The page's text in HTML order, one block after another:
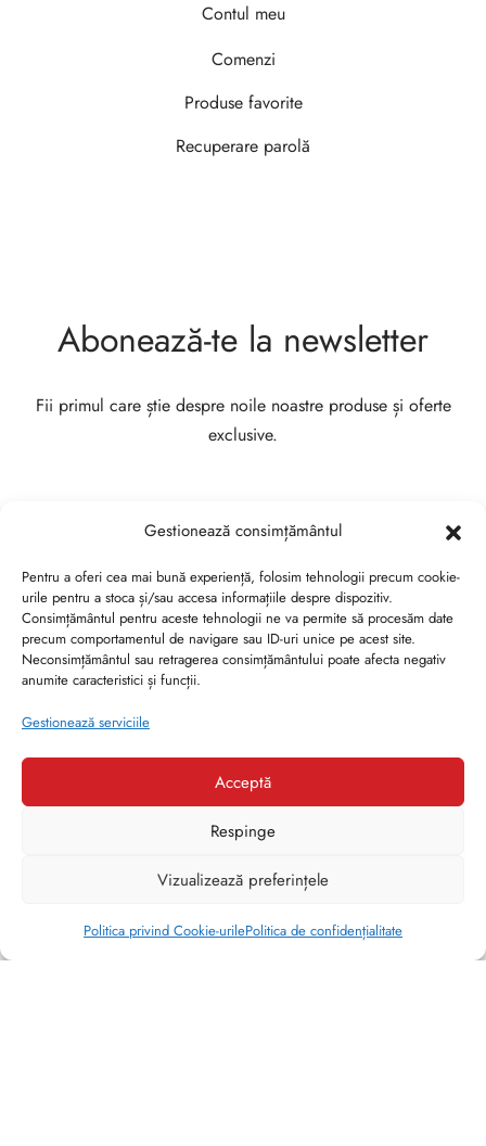
Gestionează consimțământul
Pentru a oferi cea mai bună experiență, folosim tehnologii precum cookie-
urile pentru a stoca și/sau accesa informațiile despre dispozitiv.
Consimțământul pentru aceste tehnologii ne va permite să procesăm date
precum comportamentul de navigare sau ID-uri unice pe acest site.
Neconsimțământul sau retragerea consimțământului poate afecta negativ
anumite caracteristici și funcții.
Gestionează serviciile
Acceptă
Respinge
Vizualizează preferințele
Politica privind Cookie-urilePolitica de confidențialitate
Contul meu
Comenzi
Produse favorite
Recuperare parolă
Abonează-te la newsletter
Fii primul care știe despre noile noastre produse și oferte
exclusive.
Ai nevoie de ajutor?